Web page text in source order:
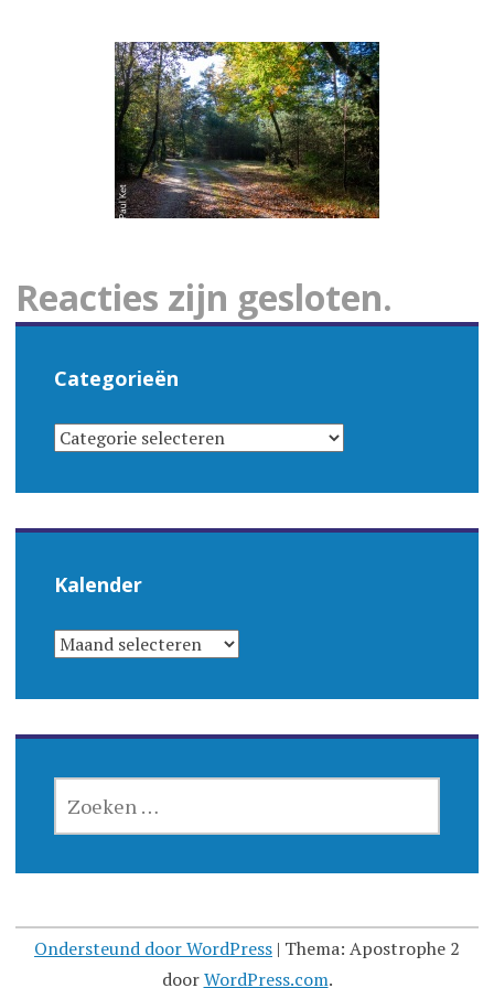
Reacties zijn gesloten.
Categorieën
CATEGORIEËN
Kalender
KALENDER
NAAR:
Ondersteund door WordPress | Thema: Apostrophe 2
doorWordPress.com.